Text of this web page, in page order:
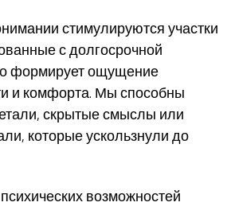
стимулируются участки
с долгосрочной
формирует ощущение
и комфорта. Мы способны
скрытые смыслы или
которые ускользнули до
возможностей